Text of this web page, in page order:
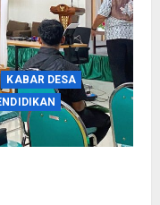
KABAR DESA